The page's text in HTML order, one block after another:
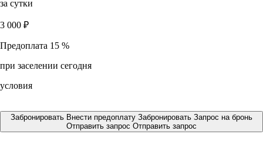
за сутки
3 000 ₽
Предоплата 15 %
при заселении сегодня
условия
Забронировать Внести предоплату Забронировать Запрос на бронь
Отправить запрос Отправить запрос